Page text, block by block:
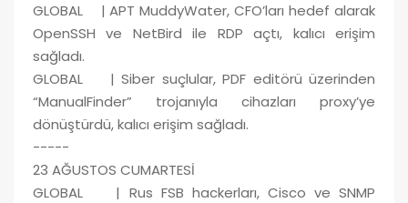
GLOBAL | APT MuddyWater, CFO’ları hedef alarak
OpenSSH ve NetBird ile RDP açtı, kalıcı erişim
sağladı.
GLOBAL | Siber suçlular, PDF editörü üzerinden
“ManualFinder” trojanıyla cihazları proxy’ye
dönüştürdü, kalıcı erişim sağladı.
-----
23 AĞUSTOS CUMARTESİ
GLOBAL | Rus FSB hackerları, Cisco ve SNMP